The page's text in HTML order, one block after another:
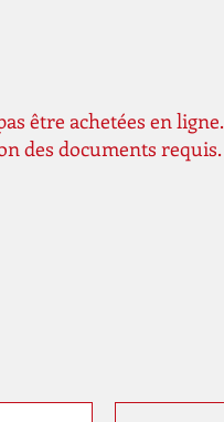
être achetées en ligne.
des documents requis.